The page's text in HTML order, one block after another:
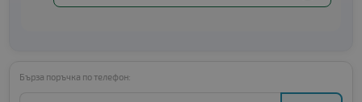
Бърза поръчка по телефон: